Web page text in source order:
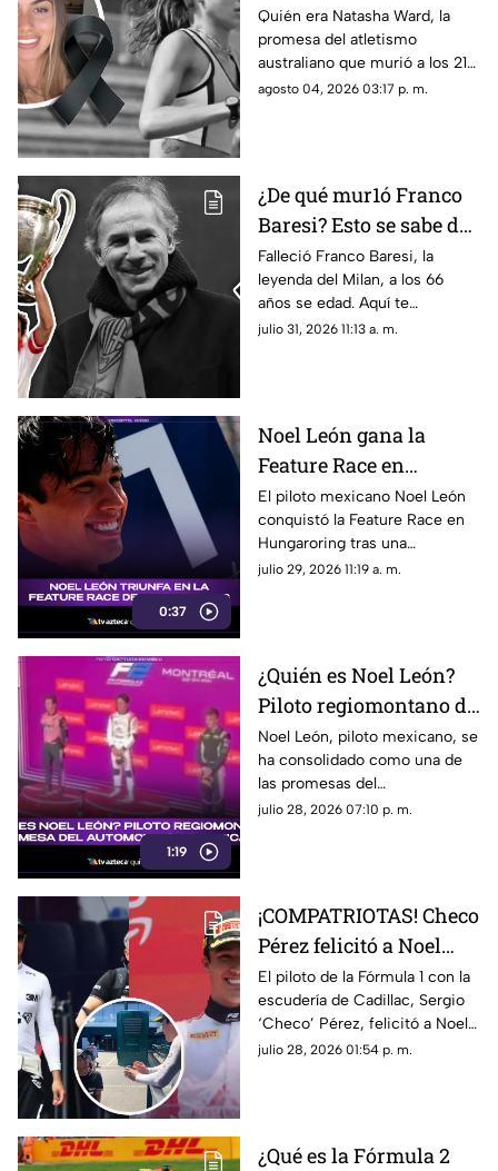
la mu3rt3 de la joven
promesa del atletismo
a los 21 años
Quién era Natasha Ward, la
promesa del atletismo
australiano que murió a los 21
años. Conoce su trayectoria,
agosto 04, 2026 03:17 p. m.
¿De qué mur1ó Franco
Baresi? Esto se sabe del
fallecimiento de la
leyenda del Milan a los
66 años de edad
Falleció Franco Baresi, la
leyenda del Milan, a los 66
años se edad. Aquí te
compartimos todos los
julio 31, 2026 11:13 a. m.
0:37
Noel León gana la
Feature Race en
Hungaroring y logra un
triunfo histórico rumbo
al campeonato
El piloto mexicano Noel León
conquistó la Feature Race en
Hungaroring tras una
impecable estrategia de pits y
julio 29, 2026 11:19 a. m.
1:19
¿Quién es Noel León?
Piloto regiomontano de
21 años y promesa del
automovilismo
mexicano con Campos
Racing
Noel León, piloto mexicano, se
ha consolidado como una de
las promesas del
automovilismo nacional al
julio 28, 2026 07:10 p. m.
¡COMPATRIOTAS! Checo
Pérez felicitó a Noel
León por su victoria en
el GP de Hungría; esto
fue lo que dijo el de
Cadillac
El piloto de la Fórmula 1 con la
escudería de Cadillac, Sergio
‘Checo’ Pérez, felicitó a Noel
León luego de su triunfo en el
julio 28, 2026 01:54 p. m.
¿Qué es la Fórmula 2